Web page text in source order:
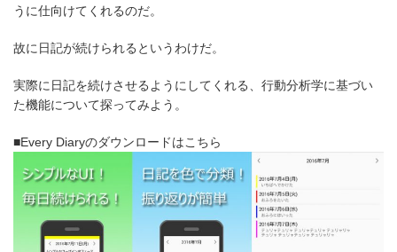
うに仕向けてくれるのだ。
故に日記が続けられるというわけだ。
実際に日記を続けさせるようにしてくれる、行動分析学に基づい
た機能について探ってみよう。
■Every Diaryのダウンロードはこちら